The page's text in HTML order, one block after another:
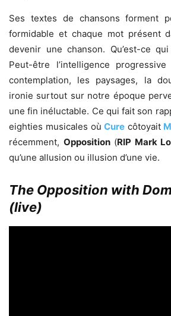
Ses textes de chansons forment
formidable et chaque mot présent
devenir une chanson. Qu’est-ce
Peut-être l’intelligence
contemplation, les paysages, la
ironie surtout sur notre époque
une fin inéluctable. Ce qui fait son
eighties musicales où Curecôtoyait
récemment, Opposition(RIP Mark
qu’une allusion ou illusion d’une vie.
The Opposition with
(live)